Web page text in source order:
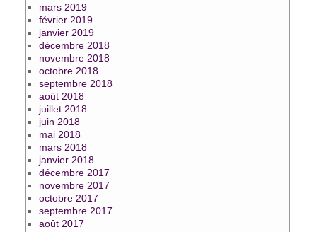
mars 2019
février 2019
janvier 2019
décembre 2018
novembre 2018
octobre 2018
septembre 2018
août 2018
juillet 2018
juin 2018
mai 2018
mars 2018
janvier 2018
décembre 2017
novembre 2017
octobre 2017
septembre 2017
août 2017